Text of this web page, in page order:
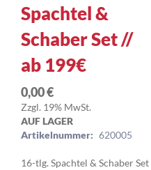
Zum
Anfang
der
Bildergalerie
springen
Spachtel &
Schaber Set //
ab 199€
0,00 €
Zzgl. 19% MwSt.
AUF LAGER
Artikelnummer: 620005
16-tlg. Spachtel & Schaber Set